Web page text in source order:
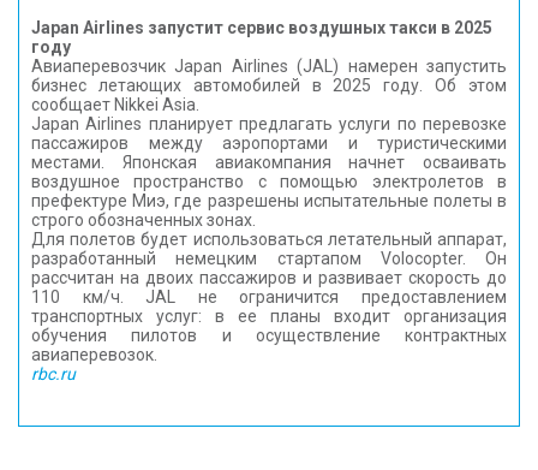
Japan Airlines запустит сервис воздушных такси в 2025
году
Авиаперевозчик Japan Airlines (JAL) намерен запустить
бизнес летающих автомобилей в 2025 году. Об этом
сообщает Nikkei Asia.
Japan Airlines планирует предлагать услуги по перевозке
пассажиров между аэропортами и туристическими
местами. Японская авиакомпания начнет осваивать
воздушное пространство с помощью электролетов в
префектуре Миэ, где разрешены испытательные полеты в
строго обозначенных зонах.
Для полетов будет использоваться летательный аппарат,
разработанный немецким стартапом Volocopter. Он
рассчитан на двоих пассажиров и развивает скорость до
110 км/ч. JAL не ограничится предоставлением
транспортных услуг: в ее планы входит организация
обучения пилотов и осуществление контрактных
авиаперевозок.
rbc.ru